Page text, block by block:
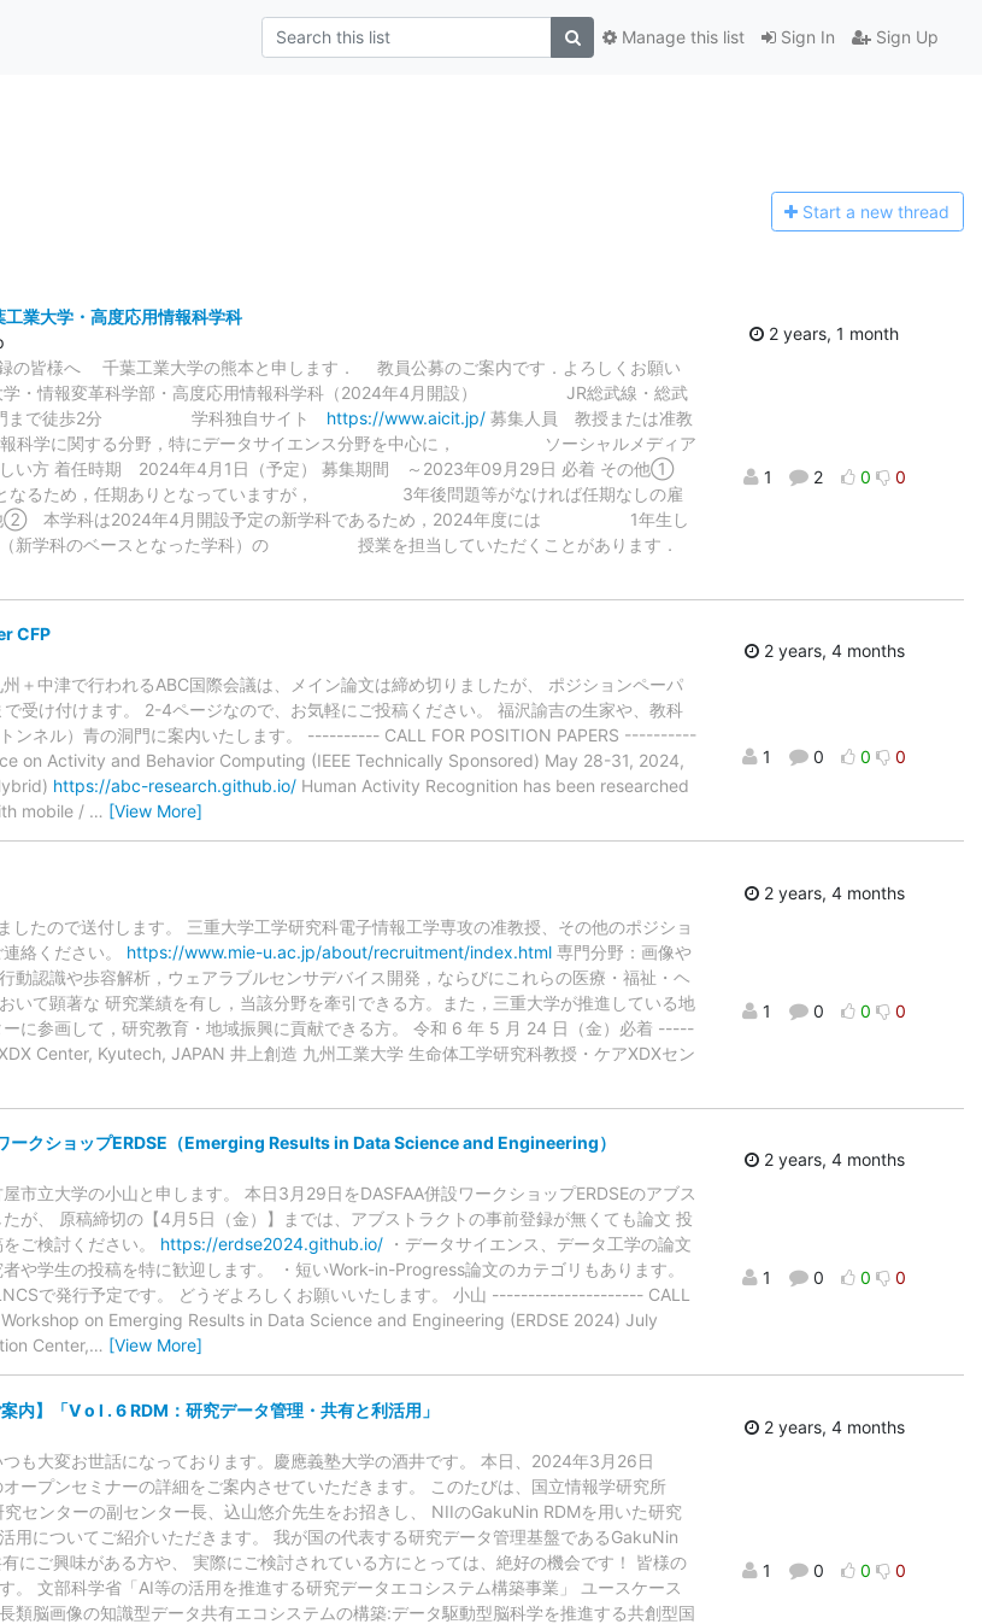
Sign In Sign Up
Manage this list
Start a new thread
業大学・高度応用情報科学科
の皆様へ 千葉工業大学の熊本と申します． 教員公募のご案内です．よろしくお願い
学・情報変⾰科学部・高度応用情報科学科（2024年4月開設） JR総武線・総武
正門まで徒歩2分 学科独自サイト https://www.aicit.jp/ 募集⼈員 教授または准教
報科学に関する分野，特にデータサイエンス分野を中心に， ソーシャルメディア
しい方 着任時期 2024年4⽉1⽇（予定） 募集期間 ～2023年09月29日 必着 その他①
となるため，任期ありとなっていますが， 3年後問題等がなければ任期なしの雇
他② 本学科は2024年4月開設予定の新学科であるため，2024年度には 1年生し
（新学科のベースとなった学科）の 授業を担当していただくことがあります．
2 years, 1 month
1 2 0 0
CFP
＋中津で行われるABC国際会議は、メイン論文は締め切りましたが、 ポジションペーパ
受け付けます。 2-4ページなので、お気軽にご投稿ください。 福沢諭吉の生家や、教科
ンネル）青の洞門に案内いたします。 ---------- CALL FOR POSITION PAPERS ----------
on Activity and Behavior Computing (IEEE Technically Sponsored) May 28-31, 2024,
https://abc-research.github.io/ Human Activity Recognition has been researched
mobile / … [View More]
2 years, 4 months
1 0 0 0
したので送付します。 三重大学工学研究科電子情報工学専攻の准教授、その他のポジショ
絡ください。 https://www.mie-u.ac.jp/about/recruitment/index.html 専門分野：画像や
動認識や歩容解析，ウェアラブルセンサデバイス開発，ならびにこれらの医療・福祉・ヘ
いて顕著な 研究業績を有し，当該分野を牽引できる方。また，三重大学が推進している地
に参画して，研究教育・地域振興に貢献できる方。 令和 6 年 5 月 24 日（金）必着 -----
Center, Kyutech, JAPAN 井上創造 九州工業大学 生命体工学研究科教授・ケアXDXセン
2 years, 4 months
1 0 0 0
ークショップERDSE（Emerging Results in Data Science and Engineering）
市立大学の小山と申します。 本日3月29日をDASFAA併設ワークショップERDSEのアブス
が、 原稿締切の【4月5日（金）】までは、アブストラクトの事前登録が無くても論文 投
ご検討ください。 https://erdse2024.github.io/ ・データサイエンス、データ工学の論文
や学生の投稿を特に歓迎します。 ・短いWork-in-Progress論文のカテゴリもあります。
で発行予定です。 どうぞよろしくお願いいたします。 小山 --------------------- CALL
Workshop on Emerging Results in Data Science and Engineering (ERDSE 2024) July
Center,… [View More]
2 years, 4 months
1 0 0 0
内】「V o l . 6 RDM：研究データ管理・共有と利活用」
も大変お世話になっております。慶應義塾大学の酒井です。 本日、2024年3月26日
オープンセミナーの詳細をご案内させていただきます。 このたびは、国立情報学研究所
究センターの副センター長、込山悠介先生をお招きし、 NIIのGakuNin RDMを用いた研究
用についてご紹介いただきます。 我が国の代表する研究データ管理基盤であるGakuNin
にご興味がある方や、 実際にご検討されている方にとっては、絶好の機会です！ 皆様の
。 文部科学省「AI等の活用を推進する研究データエコシステム構築事業」 ユースケース
類脳画像の知識型データ共有エコシステムの構築:データ駆動型脳科学を推進する共創型国
2 years, 4 months
1 0 0 0